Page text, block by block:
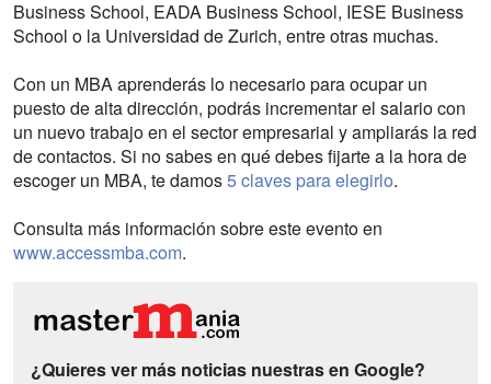
Business School, EADA Business School, IESE Business
School o la Universidad de Zurich, entre otras muchas.
Con un MBA aprenderás lo necesario para ocupar un
puesto de alta dirección, podrás incrementar el salario con
un nuevo trabajo en el sector empresarial y ampliarás la red
de contactos. Si no sabes en qué debes fijarte a la hora de
escoger un MBA, te damos5 claves para elegirlo.
Consulta más información sobre este evento en
www.accessmba.com.
¿Quieres ver más noticias nuestras en Google?